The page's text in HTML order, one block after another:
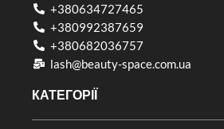
+380634727465
+380992387659
+380682036757​
lash@beauty-space.com.ua
КАТЕГОРІЇ